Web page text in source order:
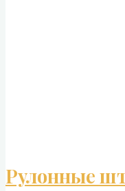
Рулонные